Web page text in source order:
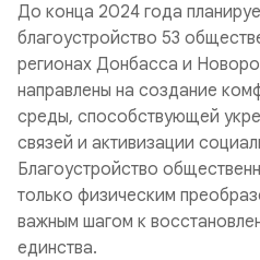
До конца 2024 года
благоустройство 53
регионах Донбасса и
направлены на создание
среды, способствующей
связей и активизации
Благоустройство
только физическим
важным шагом к
единства.